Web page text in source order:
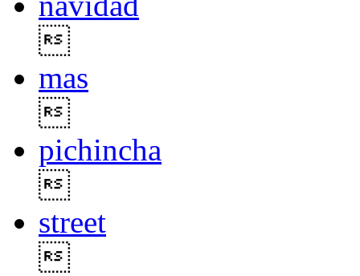
mas
pichincha
street